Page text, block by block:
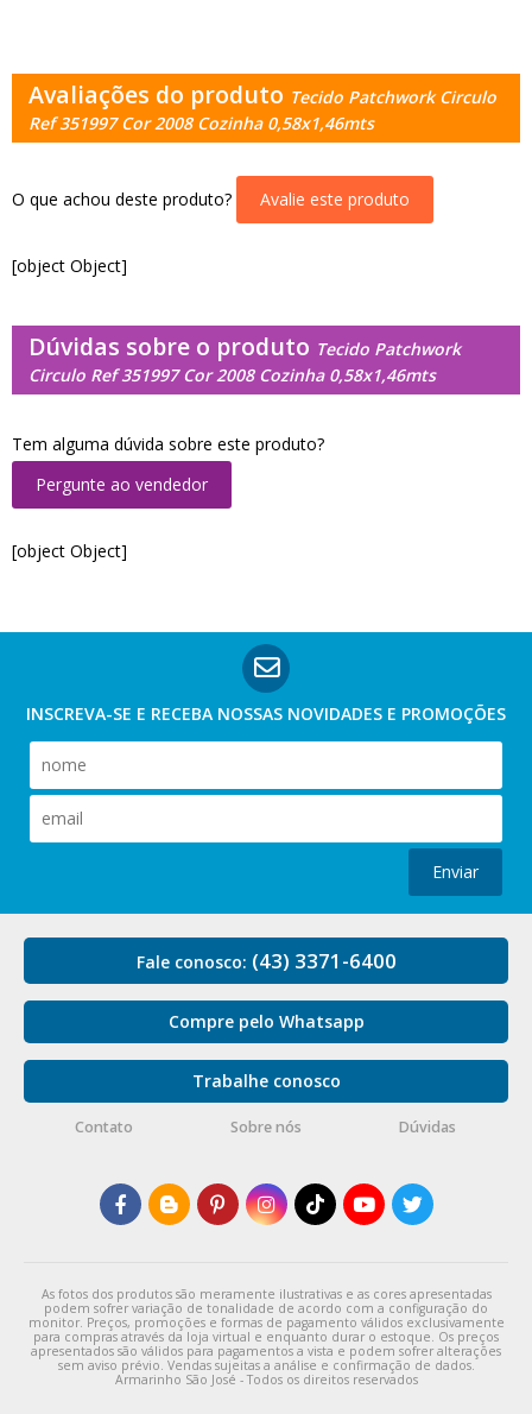
Avaliações do produto Tecido Patchwork Circulo
Ref 351997 Cor 2008 Cozinha 0,58x1,46mts
O que achou deste produto? Avalie este produto
[object Object]
Dúvidas sobre o produto Tecido Patchwork
Circulo Ref 351997 Cor 2008 Cozinha 0,58x1,46mts
Tem alguma dúvida sobre este produto?
Pergunte ao vendedor
[object Object]
INSCREVA-SE E RECEBA NOSSAS NOVIDADES E PROMOÇÕES
Enviar
Fale conosco: (43) 3371-6400
Compre pelo Whatsapp
Trabalhe conosco
Contato Sobre nós Dúvidas
As fotos dos produtos são meramente ilustrativas e as cores apresentadas
podem sofrer variação de tonalidade de acordo com a configuração do
monitor. Preços, promoções e formas de pagamento válidos exclusivamente
para compras através da loja virtual e enquanto durar o estoque. Os preços
apresentados são válidos para pagamentos a vista e podem sofrer alterações
sem aviso prévio. Vendas sujeitas a análise e confirmação de dados.
Armarinho São José - Todos os direitos reservados